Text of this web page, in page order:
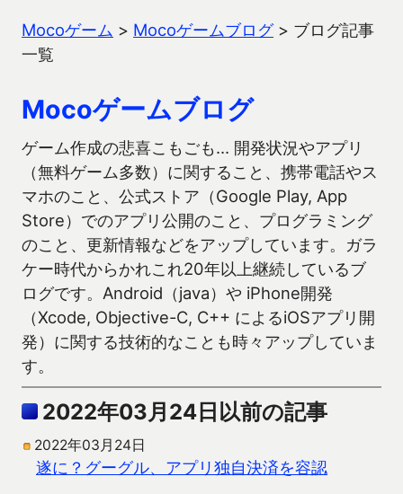
Mocoゲーム > Mocoゲームブログ> ブログ記事
一覧
Mocoゲームブログ
ゲーム作成の悲喜こもごも… 開発状況やアプリ
（無料ゲーム多数）に関すること、携帯電話やス
マホのこと、公式ストア（Google Play, App
Store）でのアプリ公開のこと、プログラミング
のこと、更新情報などをアップしています。ガラ
ケー時代からかれこれ20年以上継続しているブ
ログです。Android（java）や iPhone開発
（Xcode, Objective-C, C++ によるiOSアプリ開
発）に関する技術的なことも時々アップしていま
す。
2022年03月24日以前の記事
2022年03月24日
遂に？グーグル、アプリ独自決済を容認